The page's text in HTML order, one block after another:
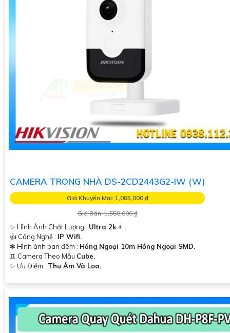
CAMERA TRONG NHÀ DS-2CD2443G2-IW (W)
Giá Khuyến Mại: 1,085,000 ₫
Giá Bán: 1,550,000 ₫
✨ Hình Ành Chất Lượng : Ultra 2k + .
👍 Công Nghệ : IP Wifi.
❃ Hình ảnh ban đêm : Hồng Ngoại 10m Hồng Ngoại SMD.
♊ Camera Theo Mẫu Cube.
️✨ Ưu Điểm : Thu Âm Và Loa.